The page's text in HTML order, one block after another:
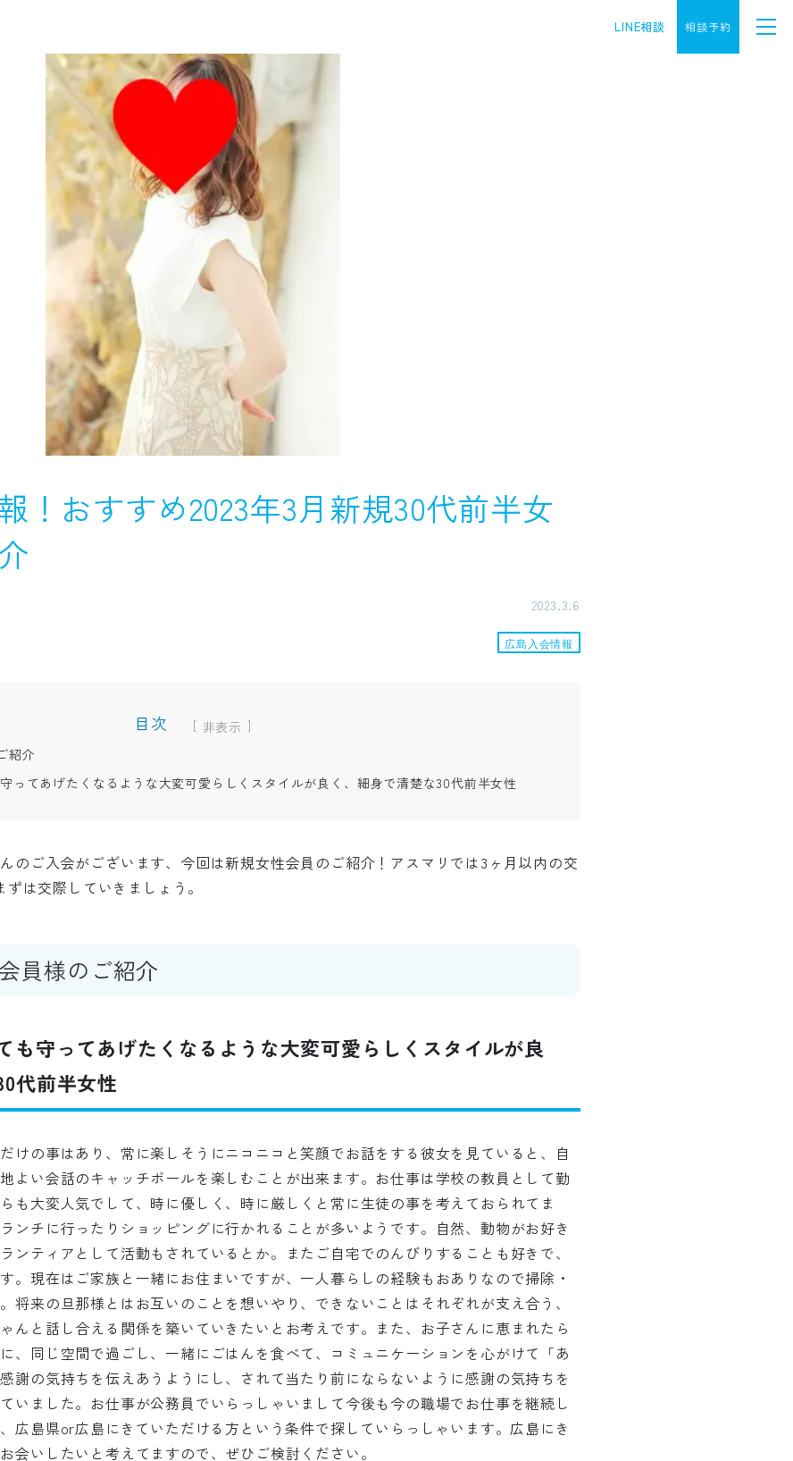
LINE相談 相談予約
！おすすめ2023年3月新規30代前半女
2023.3.6
広島入会情報
目次 [
]
紹介
ってあげたくなるような大変可愛らしくスタイルが良く、細身で清楚な30代前半女性
のご入会がございます、今回は新規女性会員のご紹介！アスマリでは3ヶ月以内の交
は交際していきましょう。
員様のご紹介
も守ってあげたくなるような大変可愛らしくスタイルが良
代前半女性
けの事はあり、常に楽しそうにニコニコと笑顔でお話をする彼女を見ていると、自
よい会話のキャッチボールを楽しむことが出来ます。お仕事は学校の教員として勤
も大変人気でして、時に優しく、時に厳しくと常に生徒の事を考えておられてま
ンチに行ったりショッピングに行かれることが多いようです。自然、動物がお好き
ンティアとして活動もされているとか。またご自宅でのんびりすることも好きで、
。現在はご家族と一緒にお住まいですが、一人暮らしの経験もおありなので掃除・
将来の旦那様とはお互いのことを想いやり、できないことはそれぞれが支え合う、
んと話し合える関係を築いていきたいとお考えです。また、お子さんに恵まれたら
、同じ空間で過ごし、一緒にごはんを食べて、コミュニケーションを心がけて「あ
謝の気持ちを伝えあうようにし、されて当たり前にならないように感謝の気持ちを
いました。お仕事が公務員でいらっしゃいまして今後も今の職場でお仕事を継続し
広島県or広島にきていただける方という条件で探していらっしゃいます。広島にき
会いしたいと考えてますので、ぜひご検討ください。